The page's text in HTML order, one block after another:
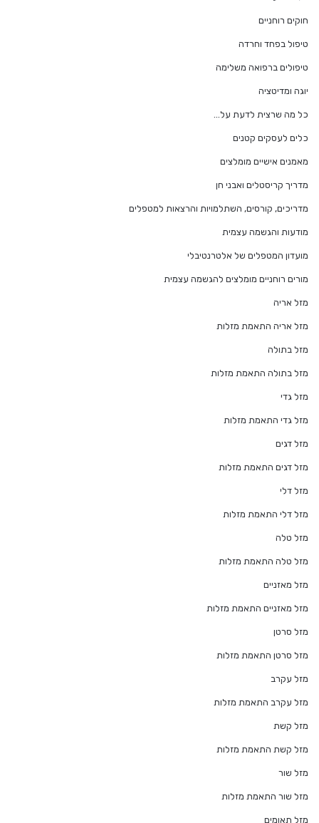
חוקים רוחניים
טיפול בפחד וחרדה
טיפולים ברפואה משלימה
יוגה ומדיטציה
כל מה שרצית לדעת על…
כלים לעסקים קטנים
מאמנים אישיים מומלצים
מדריך קריסטלים ואבני חן
מדריכים, קורסים, השתלמויות והרצאות למטפלים
מודעות והגשמה עצמית
מועדון המטפלים של אלטרנטיבלי
מורים רוחניים מומלצים להגשמה עצמית
מזל אריה
מזל אריה התאמת מזלות
מזל בתולה
מזל בתולה התאמת מזלות
מזל גדי
מזל גדי התאמת מזלות
מזל דגים
מזל דגים התאמת מזלות
מזל דלי
מזל דלי התאמת מזלות
מזל טלה
מזל טלה התאמת מזלות
מזל מאזניים
מזל מאזניים התאמת מזלות
מזל סרטן
מזל סרטן התאמת מזלות
מזל עקרב
מזל עקרב התאמת מזלות
מזל קשת
מזל קשת התאמת מזלות
מזל שור
מזל שור התאמת מזלות
מזל תאומים